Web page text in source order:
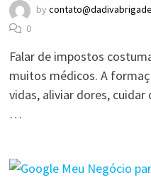
by
0
Falar de impostos
muitos médicos. A
vidas, aliviar dores, cuidar
…